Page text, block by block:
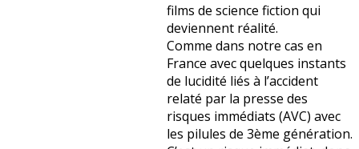
films de science fiction qui
deviennent réalité.
Comme dans notre cas en
France avec quelques instants
de lucidité liés à l’accident
relaté par la presse des
risques immédiats (AVC) avec
les pilules de 3ème génération.